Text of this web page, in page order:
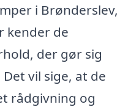
i Brønderslev,
kender de
der gør sig
vil sige, at de
rådgivning og